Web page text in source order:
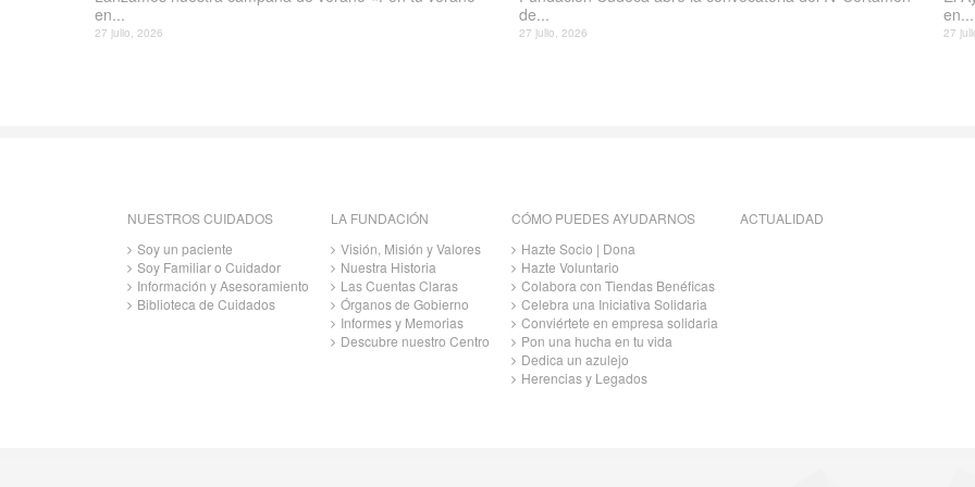
en...
27 julio, 2026
de...
27 julio, 2026
en...
27
NUESTROS CUIDADOS
Soy un paciente
Soy Familiar o Cuidador
Información y Asesoramiento
Biblioteca de Cuidados
LA FUNDACIÓN
Visión, Misión y Valores
Nuestra Historia
Las Cuentas Claras
Órganos de Gobierno
Informes y Memorias
Descubre nuestro Centro
CÓMO PUEDES AYUDARNOS
Hazte Socio | Dona
Hazte Voluntario
Colabora con Tiendas Benéficas
Celebra una Iniciativa Solidaria
Conviértete en empresa solidaria
Pon una hucha en tu vida
Dedica un azulejo
Herencias y Legados
ACTUALIDAD